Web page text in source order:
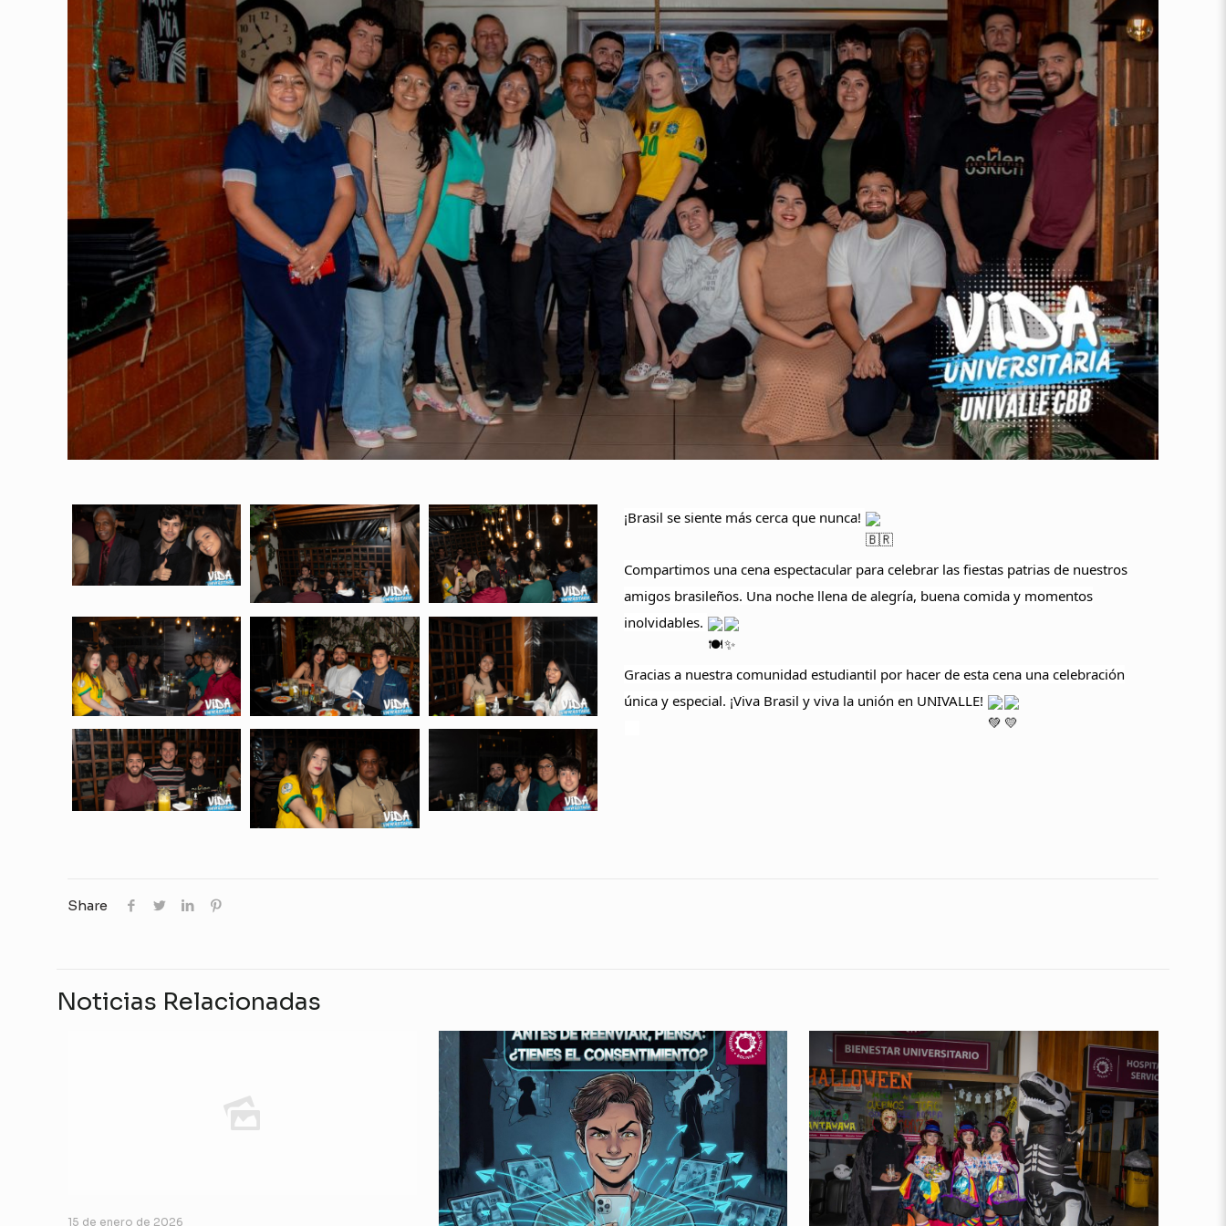
¡Brasil se siente más cerca que nunca!
Compartimos una cena espectacular para celebrar las fiestas patrias de nuestros
amigos brasileños. Una noche llena de alegría, buena comida y momentos
inolvidables.
Gracias a nuestra comunidad estudiantil por hacer de esta cena una celebración
única y especial. ¡Viva Brasil y viva la unión en UNIVALLE!
Share
Noticias Relacionadas
15 de enero de 2026